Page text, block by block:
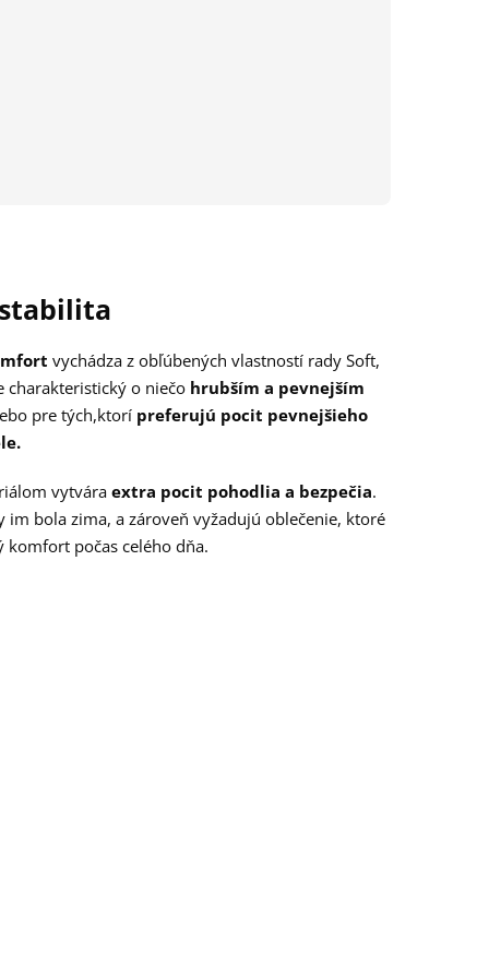
vychádza z obľúbených vlastností rady Soft,
charakteristický o niečo hrubším a pevnejším
pre tých,ktorípreferujú pocit pevnejšieho
vytvára extra pocit pohodlia a bezpečia.
bola zima, a zároveň vyžadujú oblečenie, ktoré
komfort počas celého dňa.